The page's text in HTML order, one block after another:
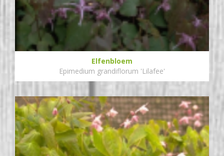
Elfenbloem
Epimedium grandiflorum 'Lilafee'